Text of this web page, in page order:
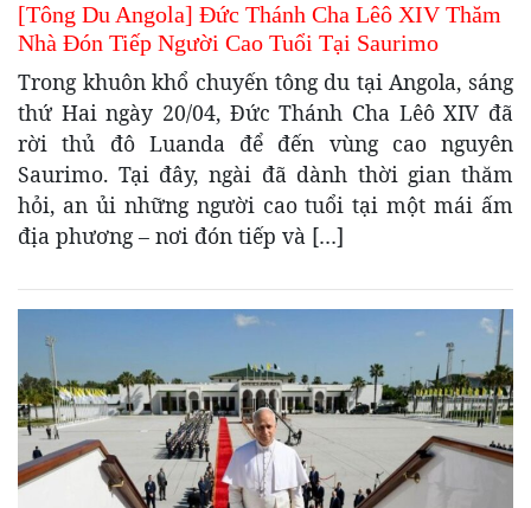
[Tông Du Angola] Đức Thánh Cha Lêô XIV Thăm
Nhà Đón Tiếp Người Cao Tuổi Tại Saurimo
Trong khuôn khổ chuyến tông du tại Angola, sáng
thứ Hai ngày 20/04, Đức Thánh Cha Lêô XIV đã
rời thủ đô Luanda để đến vùng cao nguyên
Saurimo. Tại đây, ngài đã dành thời gian thăm
hỏi, an ủi những người cao tuổi tại một mái ấm
địa phương – nơi đón tiếp và […]